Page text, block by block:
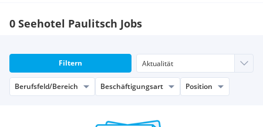
0 Seehotel Paulitsch Jobs
Filtern
Berufsfeld/Bereich Beschäftigungsart Position